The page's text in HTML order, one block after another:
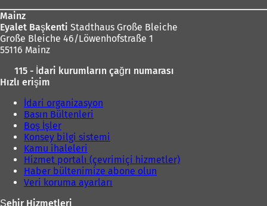
m
Mainz
Eyalet Başkenti Stadthaus Große Bleiche
Große Bleiche 46/Löwenhofstraße 1
55116 Mainz
115 - İdari kurumların çağrı numarası
Hızlı erişim
İdari organizasyon
Basın Bültenleri
Boş İşler
Konsey bilgi sistemi
Kamu ihaleleri
Hizmet portalı (çevrimiçi hizmetler)
Haber bültenimize abone olun
Veri koruma ayarları
Şehir Hizmetleri